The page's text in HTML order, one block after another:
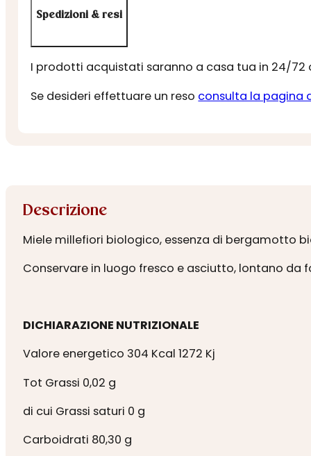
Spedizioni & resi
I prodotti acquistati saranno a casa tua in 24/72
Se desideri effettuare un reso consulta la pagina
Descrizione
Miele millefiori biologico, essenza di bergamotto
Conservare in luogo fresco e asciutto, lontano da
DICHIARAZIONE NUTRIZIONALE
Valore energetico 304 Kcal 1272 Kj
Tot Grassi 0,02 g
di cui Grassi saturi 0 g
Carboidrati 80,30 g